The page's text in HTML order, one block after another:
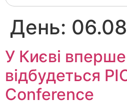
День:
У Києві вперше
відбудеться
Conference